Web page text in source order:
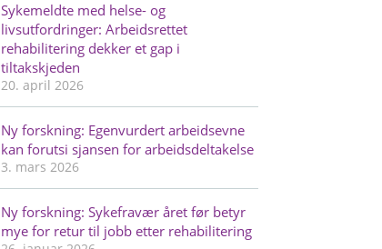
Sykemeldte med helse- og
livsutfordringer: Arbeidsrettet
rehabilitering dekker et gap i
tiltakskjeden
20. april 2026
Ny forskning: Egenvurdert arbeidsevne
kan forutsi sjansen for arbeidsdeltakelse
3. mars 2026
Ny forskning: Sykefravær året før betyr
mye for retur til jobb etter rehabilitering